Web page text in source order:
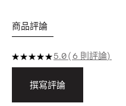
商品評論
5.0 6 則評論
撰寫評論